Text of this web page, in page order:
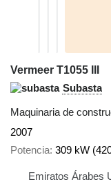
Vermeer T1055 III
Subasta
Maquinaria de
2007
Potencia 309 kW
Emiratos Árabes